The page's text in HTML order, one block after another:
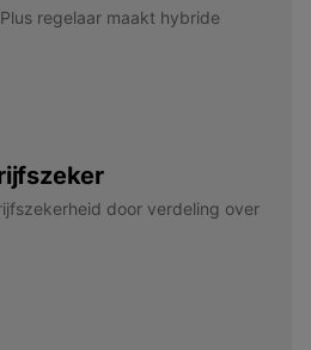
regelaar maakt hybride
door verdeling over